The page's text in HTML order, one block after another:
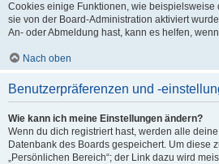
Cookies einige Funktionen, wie beispielsweise
sie von der Board-Administration aktiviert
An- oder Abmeldung hast, kann es helfen,
Nach oben
Benutzerpräferenzen und -
Wie kann ich meine Einstellungen ändern?
Wenn du dich registriert hast, werden alle
Datenbank des Boards gespeichert. Um diese
„Persönlichen Bereich“; der Link dazu wird